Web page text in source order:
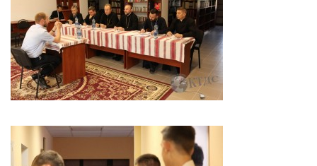
Успіння Пресвятої Богородиці (м. Кременчук)
Успіння Пресвятої Богородиці (м. Лубни)
Парохії Сумської області
Введення в храм Богородиці (м. Суми)
Матері Божої Неустанної Помочі (м. Охтирка)
Монастирі
Свято-Покровський монастир оо Василіян